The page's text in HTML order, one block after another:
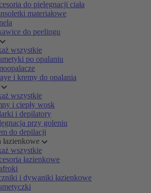
do pielęgnacji ciała
materiałowe
do peelingu
wszystkie
po opalaniu
i kremy do opalania
wszystkie
i ciepły wosk
i depilatory
przy goleniu
do depilacji
łazienkowe
wszystkie
łazienkowe
i dywaniki łazienkowe